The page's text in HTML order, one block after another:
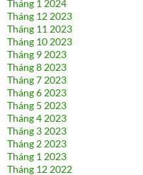
Tháng 1 2024
Tháng 12 2023
Tháng 11 2023
Tháng 10 2023
Tháng 9 2023
Tháng 8 2023
Tháng 7 2023
Tháng 6 2023
Tháng 5 2023
Tháng 4 2023
Tháng 3 2023
Tháng 2 2023
Tháng 1 2023
Tháng 12 2022